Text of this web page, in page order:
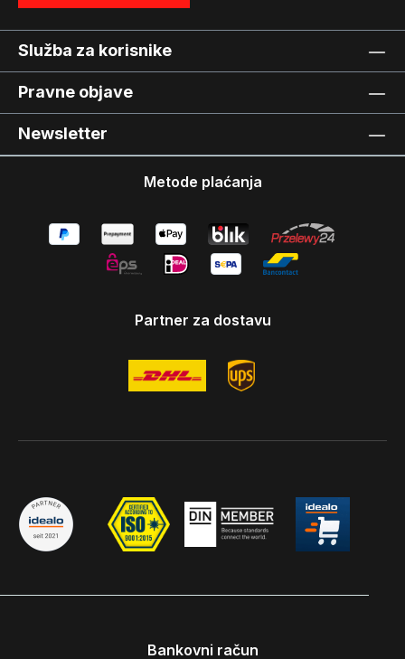
Služba za korisnike
Pravne objave
Newsletter
Metode plaćanja
Partner za dostavu
Bankovni račun